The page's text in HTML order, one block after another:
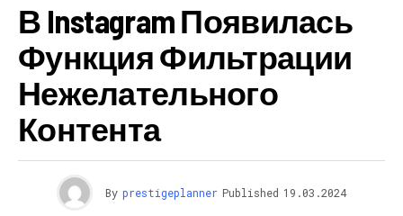
В Instagram Появилась
Функция Фильтрации
Нежелательного
Контента
By prestigeplanner Published 19.03.2024